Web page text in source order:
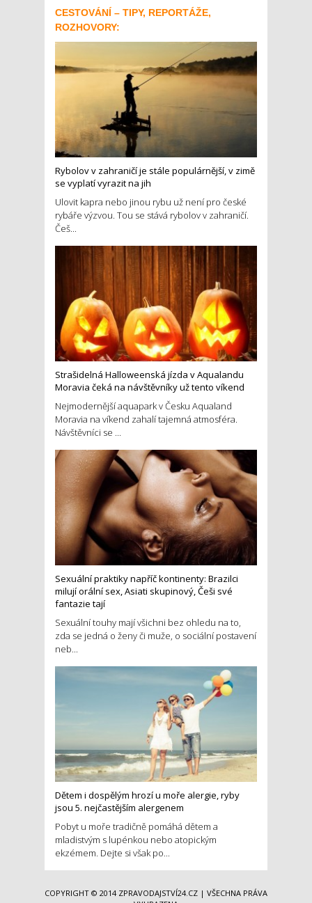
CESTOVÁNÍ – TIPY, REPORTÁŽE,
ROZHOVORY:
Rybolov v zahraničí je stále populárnější, v zimě
se vyplatí vyrazit na jih
Ulovit kapra nebo jinou rybu už není pro české
rybáře výzvou. Tou se stává rybolov v zahraničí.
Češ...
Strašidelná Halloweenská jízda v Aqualandu
Moravia čeká na návštěvníky už tento víkend
Nejmodernější aquapark v Česku Aqualand
Moravia na víkend zahalí tajemná atmosféra.
Návštěvníci se ...
Sexuální praktiky napříč kontinenty: Brazilci
milují orální sex, Asiati skupinový, Češi své
fantazie tají
Sexuální touhy mají všichni bez ohledu na to,
zda se jedná o ženy či muže, o sociální postavení
neb...
Dětem i dospělým hrozí u moře alergie, ryby
jsou 5. nejčastějším alergenem
Pobyt u moře tradičně pomáhá dětem a
mladistvým s lupénkou nebo atopickým
ekzémem. Dejte si však po...
COPYRIGHT © 2014 ZPRAVODAJSTVÍ24.CZ | VŠECHNA PRÁVA